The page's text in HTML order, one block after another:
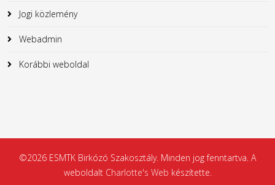
Jogi közlemény
Webadmin
Korábbi weboldal
©2026 ESMTK Birkózó Szakosztály. Minden jog fenntartva. A
weboldalt Charlotte's Web készítette.